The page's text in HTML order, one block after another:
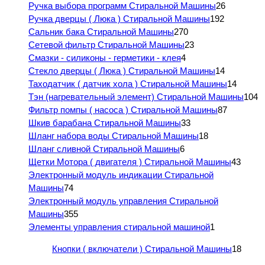
Ручка выбора программ Стиральной Машины26
Ручка дверцы ( Люка ) Стиральной Машины192
Сальник бака Стиральной Машины270
Сетевой фильтр Стиральной Машины23
Смазки - силиконы - герметики - клея4
Стекло дверцы ( Люка ) Стиральной Машины14
Таходатчик ( датчик хола ) Стиральной Машины14
Тэн (нагревательный элемент) Стиральной Машины104
Фильтр помпы ( насоса ) Стиральной Машины87
Шкив барабана Стиральной Машины33
Шланг набора воды Стиральной Машины18
Шланг сливной Стиральной Машины6
Щетки Мотора ( двигателя ) Стиральной Машины43
Электронный модуль индикации Стиральной
Машины74
Электронный модуль управления Стиральной
Машины355
Элементы управления стиральной машиной1
Кнопки ( включатели ) Стиральной Машины18